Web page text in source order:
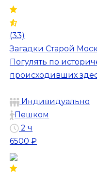
(33)
Загадки Старой
Погулять по
происходивших
Индивидуально
Пешком
2 ч
6500 ₽